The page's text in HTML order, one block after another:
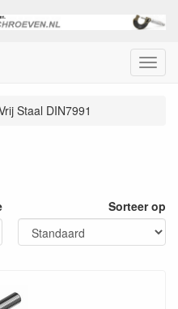
Menu
Staal DIN7991
Sorteer op